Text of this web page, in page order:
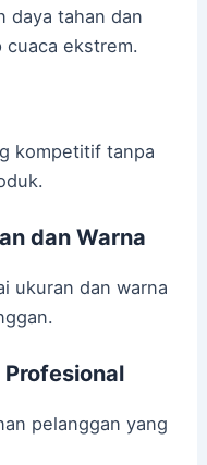
daya tahan dan
cuaca ekstrem.
kompetitif tanpa
dan Warna
ukuran dan warna
pelanggan yang